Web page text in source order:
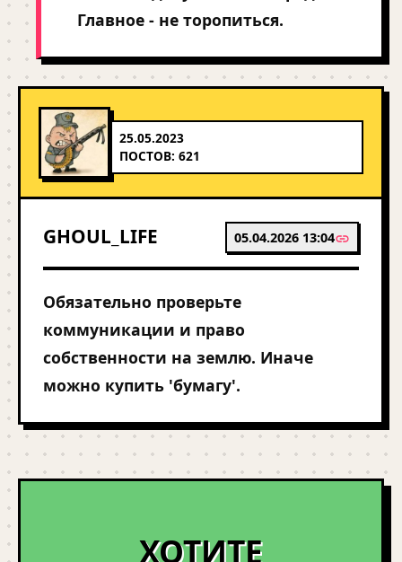
Главное - не торопиться.
25.05.2023
ПОСТОВ: 621
GHOUL_LIFE 05.04.2026 13:04
Обязательно проверьте
коммуникации и право
собственности на землю. Иначе
можно купить 'бумагу'.
ХОТИТЕ